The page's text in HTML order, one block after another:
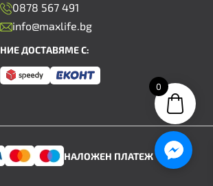
0878 567 491
info@maxlife.bg
НИЕ ДОСТАВЯМЕ С:
НАЛОЖЕН ПЛАТЕЖ
0